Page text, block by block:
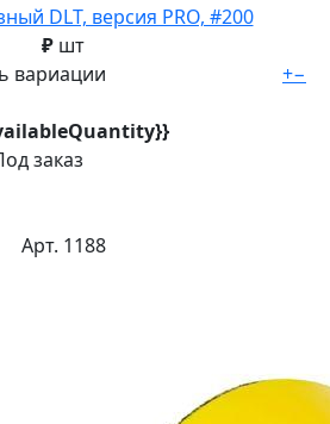
DLT, версия PRO, #200
₽ шт
вариации
заказ
+−
Арт. 1188